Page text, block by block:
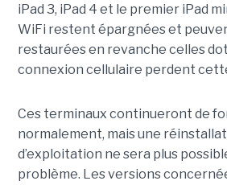
iPad 3, iPad 4 et le premier iPad
WiFi restent épargnées et
restaurées en revanche celles
connexion cellulaire perdent
Ces terminaux continueront de
normalement, mais une
d’exploitation ne sera plus
problème. Les versions